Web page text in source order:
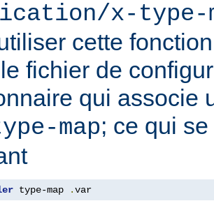
x-type-
cette
fichier de
qui associe
map; ce qui
type-map .var